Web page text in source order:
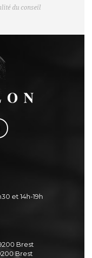
du conseil
et 14h-19h
Brest
Brest